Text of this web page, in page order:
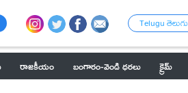
Telugu తెలుగు
రాజకీయం బంగారం-వెండి ధరలు క్రైమ్